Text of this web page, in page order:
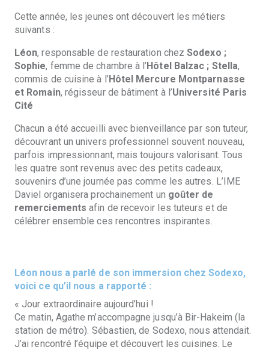
Cette année, les jeunes ont découvert les métiers
suivants :
Léon, responsable de restauration chezSodexo ;
Sophie, femme de chambre à l’Hôtel Balzac ; Stella,
commis de cuisine à l’Hôtel Mercure Montparnasse
et Romain, régisseur de bâtiment à l’Université Paris
Cité
Chacun a été accueilli avec bienveillance par son tuteur,
découvrant un univers professionnel souvent nouveau,
parfois impressionnant, mais toujours valorisant. Tous
les quatre sont revenus avec des petits cadeaux,
souvenirs d’une journée pas comme les autres. L’IME
Daviel organisera prochainement un goûter de
remerciements afin de recevoir les tuteurs et de
célébrer ensemble ces rencontres inspirantes.
Léon nous a parlé de son immersion chez Sodexo,
voici ce qu’il nous a rapporté :
« Jour extraordinaire aujourd’hui !
Ce matin, Agathe m’accompagne jusqu’à Bir-Hakeim (la
station de métro). Sébastien, de Sodexo, nous attendait.
J’ai rencontré l’équipe et découvert les cuisines. Le